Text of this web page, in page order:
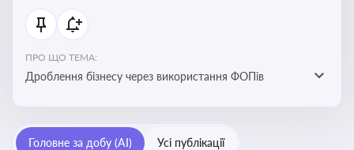
ПРО ЩО ТЕМА:
Дроблення бізнесу через використання ФОПів
Головне за добу (AI) Усі публікації